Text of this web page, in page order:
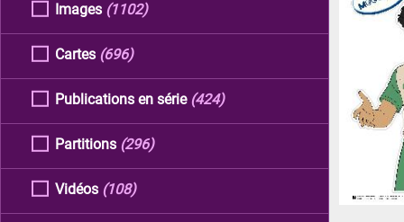
Images (1102)
Cartes (696)
Publications en série (424)
Partitions (296)
Vidéos (108)